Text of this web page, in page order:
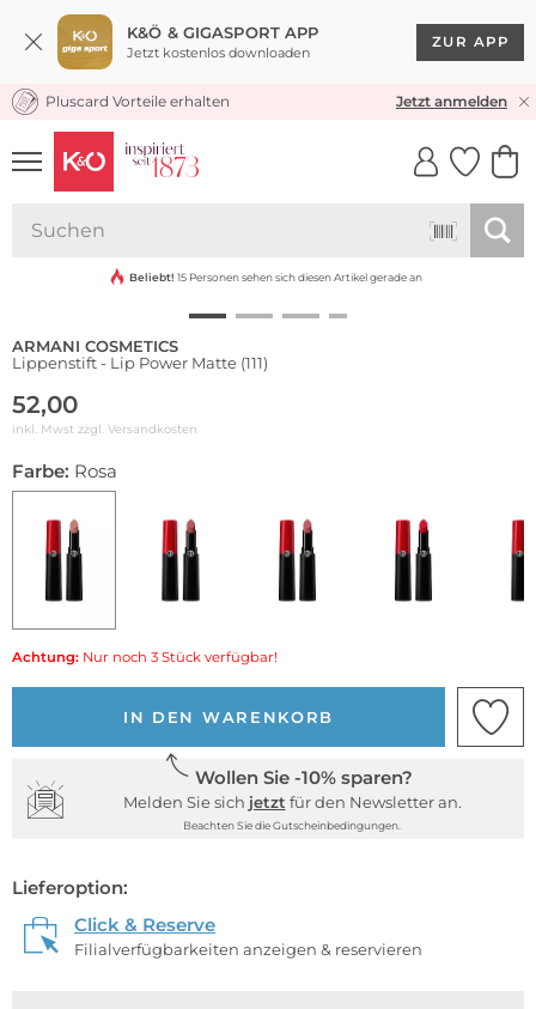
K&Ö & GIGASPORT APP
Jetzt kostenlos downloaden
ZUR APP
KOSTENLOSER VERSAND* & RÜCKVERSAND
Pluscard Vorteile erhalten Jetzt anmelden
UNSERE APP
CLICK &
Beliebt! 15 Personen sehen sich diesen Artikel gerade an
ARMANI COSMETICS
Lippenstift - Lip Power Matte (111)
52,00
inkl. Mwst zzgl. Versandkosten
Farbe: Rosa
Achtung: Nur noch 3 Stück verfügbar!
IN DEN WARENKORB
Wollen Sie -10% sparen?
Melden Sie sich jetzt für den Newsletter an.
Beachten Sie die Gutscheinbedingungen.
Lieferoption:
Click & Reserve
Filialverfügbarkeiten anzeigen & reservieren